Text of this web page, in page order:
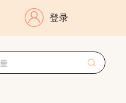
登录